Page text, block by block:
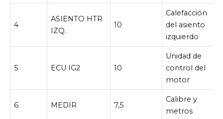
4
ASIENTO HTR
IZQ.
10
Calefacción
del asiento
izquierdo
5 ECU IG2 10
Unidad de
control del
motor
6 MEDIR 7,5
Calibre y
metros